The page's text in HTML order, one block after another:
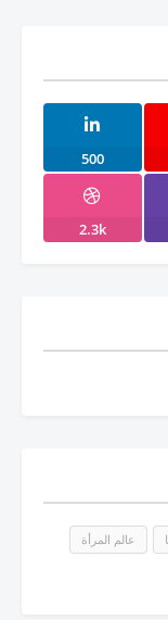
500
2.3k
عالم المرأة